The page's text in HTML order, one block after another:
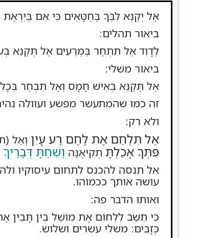
אַל יְקַנֵּא לִבְּךָ בַּחַטָּאִים כִּי אִם בְּיִרְאַת
ביאור תהלים:
לְדָוִד אַל תִּתְחַר בַּמְּרֵעִים אַל תְּקַנֵּא
ביאור משלי:
אַל תְּקַנֵּא בְּאִישׁ חָמָס וְאַל תִּבְחַר בְּכָל
זה כמו שהמתעשר מפשע ועוולה
ולא רק:
אַל תִּלְחַם אֶת לֶחֶם רַע עָיִן וְאַל
פִּתְּךָ אָכַלְתָּ תְקִיאֶנָּה וְשִׁחַתָּ דְּבָרֶיךָ
אל תנסה להכנס לתחום עיסוקיו
עושה אותך ככמוהו.
ואותו הדבר פה:
כִּי תֵשֵׁב לִלְחוֹם אֶת מוֹשֵׁל בִּין תָּבִין
כְּזָבִים: משלי עשרים ושלוש.